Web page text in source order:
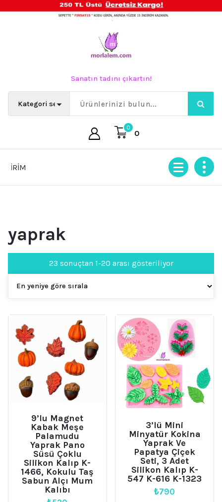
geç
Sanatın tadını çıkartın!
0
0
yaprak
23 sonuçtan 1-20 arası gösteriliyorEn
9’lu Magnet
Kabak Meşe
Palamudu
Yaprak Pano
Süsü Çoklu
Silikon Kalıp K-
1466, Kokulu Taş
Sabun Alçı Mum
Kalıbı
3’lü Mini
Minyatür Kokina
Yaprak Ve
Papatya Çiçek
Seti, 3 Adet
Silikon Kalıp K-
547 K-616 K-1323
₺790